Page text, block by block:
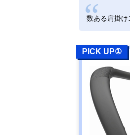
Amazonで見
Amazonで見る
数ある肩掛け
PICK UP①